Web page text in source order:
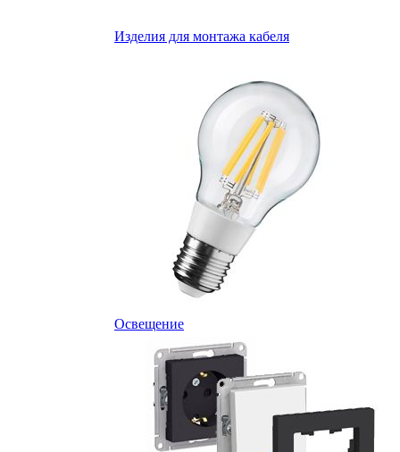
Изделия для монтажа кабеля
Освещение